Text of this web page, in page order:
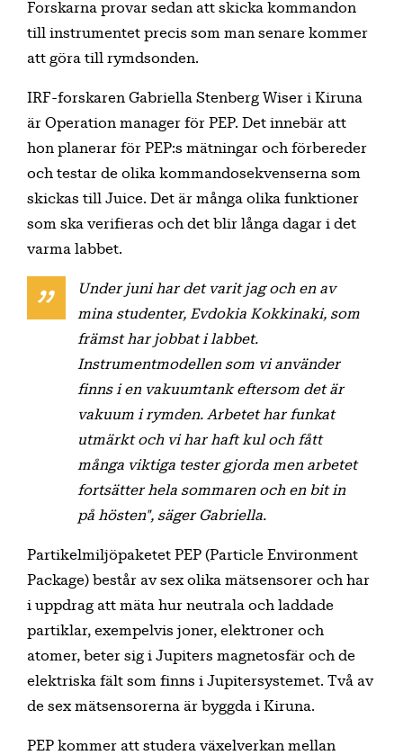
Forskarna provar sedan att skicka kommandon
till instrumentet precis som man senare kommer
att göra till rymdsonden.
IRF-forskaren Gabriella Stenberg Wiser i Kiruna
är Operation manager för PEP. Det innebär att
hon planerar för PEP:s mätningar och förbereder
och testar de olika kommandosekvenserna som
skickas till Juice. Det är många olika funktioner
som ska verifieras och det blir långa dagar i det
varma labbet.
Under juni har det varit jag och en av
mina studenter, Evdokia Kokkinaki, som
främst har jobbat i labbet.
Instrumentmodellen som vi använder
finns i en vakuumtank eftersom det är
vakuum i rymden. Arbetet har funkat
utmärkt och vi har haft kul och fått
många viktiga tester gjorda men arbetet
fortsätter hela sommaren och en bit in
på hösten", säger Gabriella.
Partikelmiljöpaketet PEP (Particle Environment
Package) består av sex olika mätsensorer och har
i uppdrag att mäta hur neutrala och laddade
partiklar, exempelvis joner, elektroner och
atomer, beter sig i Jupiters magnetosfär och de
elektriska fält som finns i Jupitersystemet. Två av
de sex mätsensorerna är byggda i Kiruna.
PEP kommer att studera växelverkan mellan